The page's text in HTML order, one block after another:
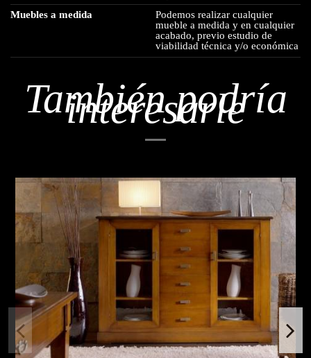
Muebles a medida
Podemos realizar cualquier
mueble a medida y en cualquier
acabado, previo estudio de
viabilidad técnica y/o económica
También podría
interesarle